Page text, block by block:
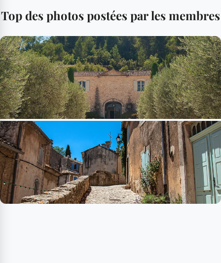
Top des photos postées par les membres